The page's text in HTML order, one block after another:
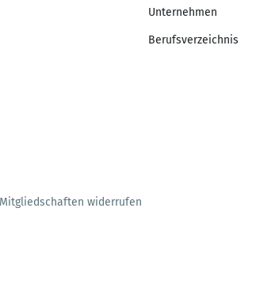
Unternehmen
Berufsverzeichnis
Mitgliedschaften widerrufen